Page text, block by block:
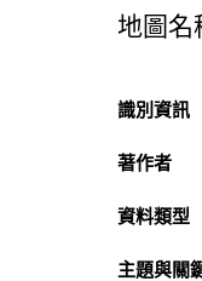
地圖
識別資訊
著作者
資料類型
主題與關